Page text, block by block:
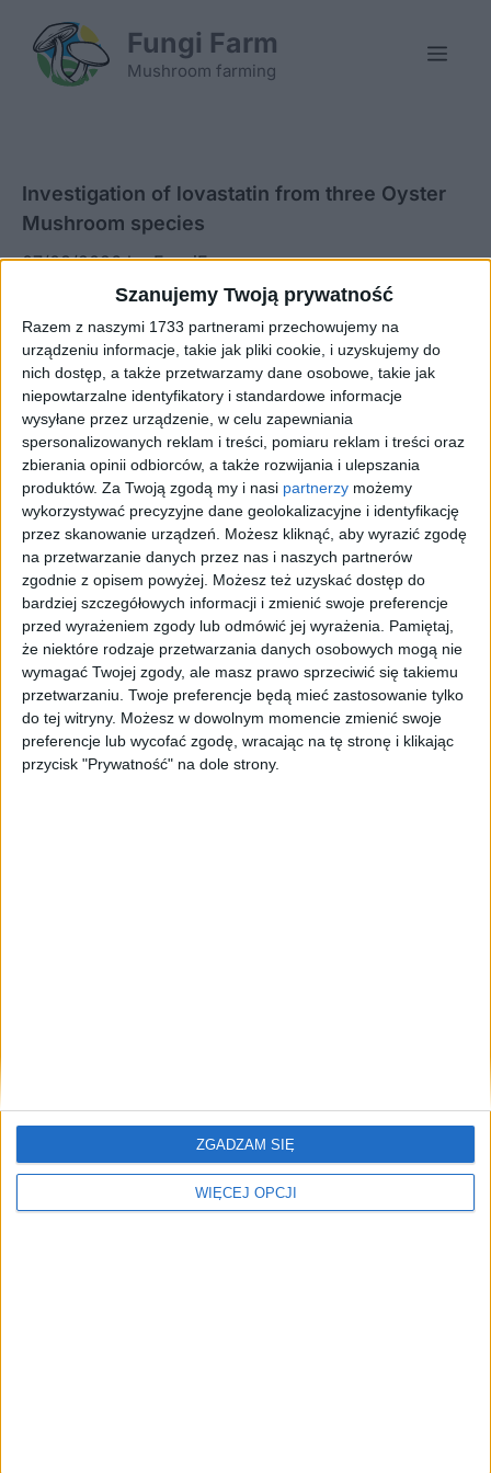
Szanujemy Twoją prywatność
Razem z naszymi 1733 partnerami przechowujemy na
urządzeniu informacje, takie jak pliki cookie, i uzyskujemy do
nich dostęp, a także przetwarzamy dane osobowe, takie jak
niepowtarzalne identyfikatory i standardowe informacje
wysyłane przez urządzenie, w celu zapewniania
spersonalizowanych reklam i treści, pomiaru reklam i treści oraz
zbierania opinii odbiorców, a także rozwijania i ulepszania
produktów. Za Twoją zgodą my i nasi partnerzy możemy
wykorzystywać precyzyjne dane geolokalizacyjne i identyfikację
przez skanowanie urządzeń. Możesz kliknąć, aby wyrazić zgodę
na przetwarzanie danych przez nas i naszych partnerów
zgodnie z opisem powyżej. Możesz też uzyskać dostęp do
bardziej szczegółowych informacji i zmienić swoje preferencje
przed wyrażeniem zgody lub odmówić jej wyrażenia.
Pamiętaj,
że niektóre rodzaje przetwarzania danych osobowych mogą nie
wymagać Twojej zgody, ale masz prawo sprzeciwić się takiemu
przetwarzaniu. Twoje preferencje będą mieć zastosowanie tylko
do tej witryny. Możesz w dowolnym momencie zmienić swoje
preferencje lub wycofać zgodę, wracając na tę stronę i klikając
przycisk "Prywatność" na dole strony.
WIĘCEJ OPCJI
ZGADZAM SIĘ
content
Fungi Farm
Mushroom farming
Investigation of lovastatin from three Oyster
Mushroom species
07/08/2026 byFungiFarm
In study, researchers focused on examining the
presence and amount of lovastatin, a drug used to
lower cholesterol, in three popular edible oyster